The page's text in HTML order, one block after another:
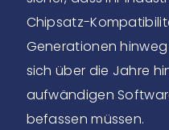
Chipsatz-
Generationen
sich über die Jahre
aufwändigen
befassen müssen.